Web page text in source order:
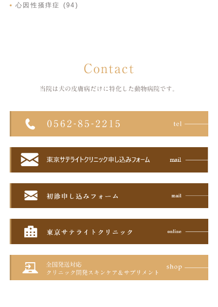
心因性掻痒症 (94)
Contact
当院は犬の皮膚病だけに特化した 動物病院です。